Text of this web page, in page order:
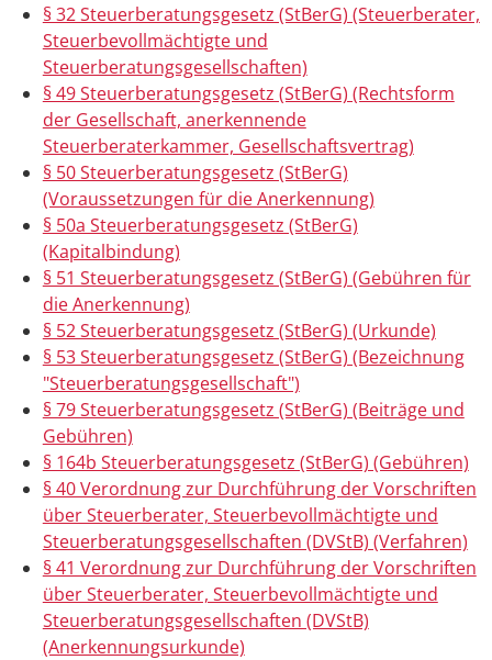
§ 32 Steuerberatungsgesetz (StBerG) (Steuerberater,
Steuerbevollmächtigte und
Steuerberatungsgesellschaften)
§ 49 Steuerberatungsgesetz (StBerG) (Rechtsform
der Gesellschaft, anerkennende
Steuerberaterkammer, Gesellschaftsvertrag)
§ 50 Steuerberatungsgesetz (StBerG)
(Voraussetzungen für die Anerkennung)
§ 50a Steuerberatungsgesetz (StBerG)
(Kapitalbindung)
§ 51 Steuerberatungsgesetz (StBerG) (Gebühren für
die Anerkennung)
§ 52 Steuerberatungsgesetz (StBerG) (Urkunde)
§ 53 Steuerberatungsgesetz (StBerG) (Bezeichnung
"Steuerberatungsgesellschaft")
§ 79 Steuerberatungsgesetz (StBerG) (Beiträge und
Gebühren)
§ 164b Steuerberatungsgesetz (StBerG) (Gebühren)
§ 40 Verordnung zur Durchführung der Vorschriften
über Steuerberater, Steuerbevollmächtigte und
Steuerberatungsgesellschaften (DVStB) (Verfahren)
§ 41 Verordnung zur Durchführung der Vorschriften
über Steuerberater, Steuerbevollmächtigte und
Steuerberatungsgesellschaften (DVStB)
(Anerkennungsurkunde)